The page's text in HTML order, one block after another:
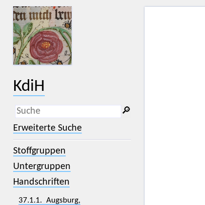
KdiH
_
(der Unterstrich) ist Platzhalter für
genau ein Zeichen.
% (das Prozentzeichen) ist Platzhalter
für kein, ein oder mehr als ein
🔎︎
Erweiterte Suche
Stoffgruppen
Untergruppen
Handschriften
37.1.1. Augsburg,